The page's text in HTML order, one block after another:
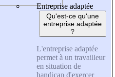
Entreprise adaptée
Qu'est-ce qu'une
entreprise adaptée
?
L'entreprise adaptée
permet à un travailleur
en situation de
handicap d'exercer